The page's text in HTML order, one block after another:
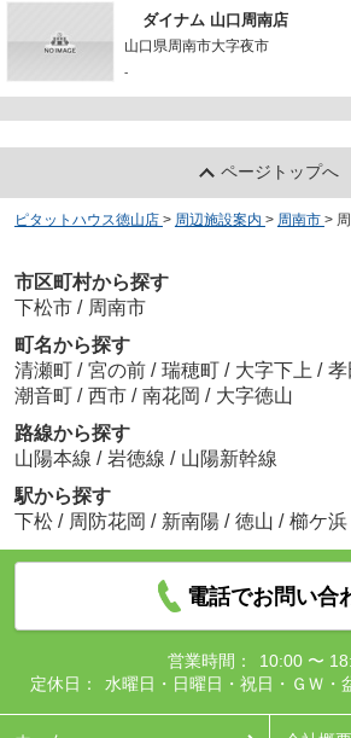
ダイナム 山口周南店
山口県周南市大字夜市
-
ページトップへ
ピタットハウス徳山店 > 周辺施設案内 > 周南市 >
市区町村から探す
下松市 / 周南市
町名から探す
清瀬町 / 宮の前 / 瑞穂町 / 大字下上 / 孝
潮音町 / 西市 / 南花岡 / 大字徳山
路線から探す
山陽本線 / 岩徳線 / 山陽新幹線
駅から探す
下松 / 周防花岡 / 新南陽 / 徳山 / 櫛ケ浜
電話でお問い合
営業時間：
10:00 〜
定休日：
水曜日・日曜日・祝日・ＧＷ・